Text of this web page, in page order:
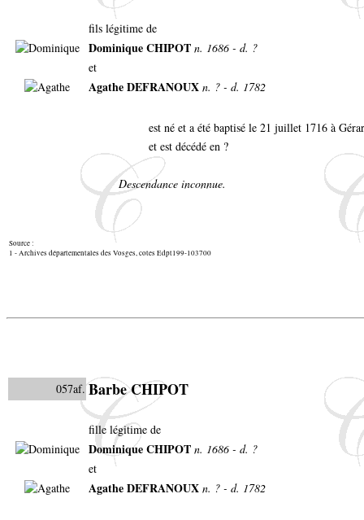
fils légitime de
Dominique CHIPOT n. 1686 - d. ?
et
Agathe DEFRANOUX n. ? - d. 1782
est né et a été baptisé le 21 juillet 1716 à
et est décédé en ?
Descendance inconnue.
Source :
1 - Archives départementales des Vosges, cotes Edpt199-103700
057af. Barbe CHIPOT
fille légitime de
Dominique CHIPOT n. 1686 - d. ?
et
Agathe DEFRANOUX n. ? - d. 1782